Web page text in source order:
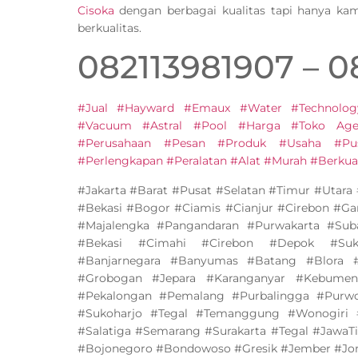
Cisoka dengan berbagai kualitas tapi hanya
berkualitas.
082113981907 –
#Jual #Hayward #Emaux #Water
#Vacuum #Astral #Pool #Harga #Toko
#Perusahaan #Pesan #Produk #Usaha
#Perlengkapan #Peralatan #Alat #Murah
#Jakarta #Barat #Pusat #Selatan #Timur
#Bekasi #Bogor #Ciamis #Cianjur #Cirebon
#Majalengka #Pangandaran #Purwakarta
#Bekasi #Cimahi #Cirebon #Depok
#Banjarnegara #Banyumas #Batang #Blora
#Grobogan #Jepara #Karanganyar
#Pekalongan #Pemalang #Purbalingga
#Sukoharjo #Tegal #Temanggung #Wonogiri
#Salatiga #Semarang #Surakarta #Tegal
#Bojonegoro #Bondowoso #Gresik #Jember